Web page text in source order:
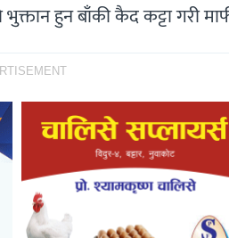
भुक्तान हुन बाँकी कैद कट्टा गरी